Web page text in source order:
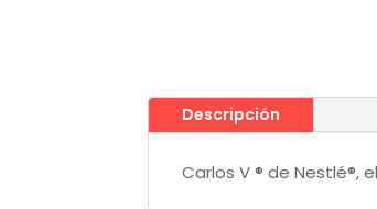
Descripción
Carlos V ® de Nestlé®,